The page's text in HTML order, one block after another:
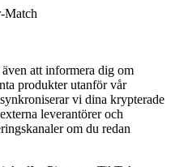
Match
att informera dig om
produkter utanför vår
vi dina krypterade
leverantörer och
om du redan